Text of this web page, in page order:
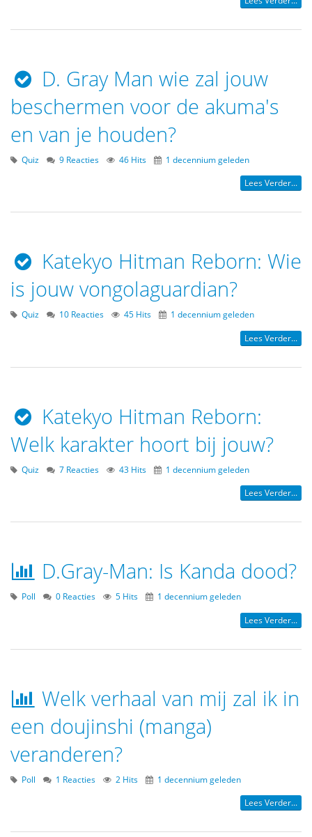
D. Gray Man wie zal jouw
beschermen voor de akuma's
en van je houden?
Quiz 9 Reacties 46 Hits 1 decennium geleden
Lees Verder...
Katekyo Hitman Reborn: Wie
is jouw vongolaguardian?
Quiz 10 Reacties 45 Hits 1 decennium geleden
Lees Verder...
Katekyo Hitman Reborn:
Welk karakter hoort bij jouw?
Quiz 7 Reacties 43 Hits 1 decennium geleden
Lees Verder...
D.Gray-Man: Is Kanda dood?
Poll 0 Reacties 5 Hits 1 decennium geleden
Lees Verder...
Welk verhaal van mij zal ik in
een doujinshi (manga)
veranderen?
Poll 1 Reacties 2 Hits 1 decennium geleden
Lees Verder...